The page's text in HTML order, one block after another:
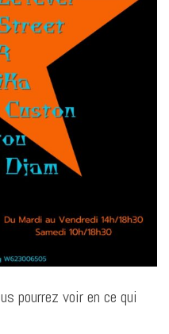
pourrez voir en ce qui